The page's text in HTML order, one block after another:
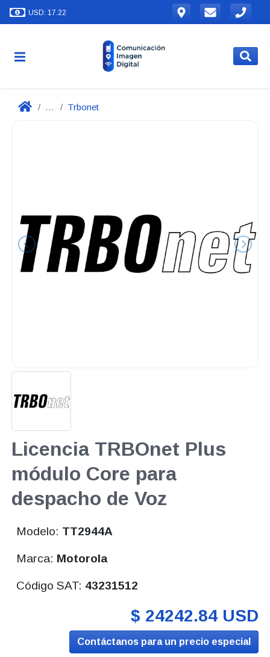
USD: 17.22
... Trbonet
Licencia TRBOnet Plus
módulo Core para
despacho de Voz
Modelo: TT2944A
Marca: Motorola
Código SAT: 43231512
$ 24242.84 USD
Contáctanos para un precio especial